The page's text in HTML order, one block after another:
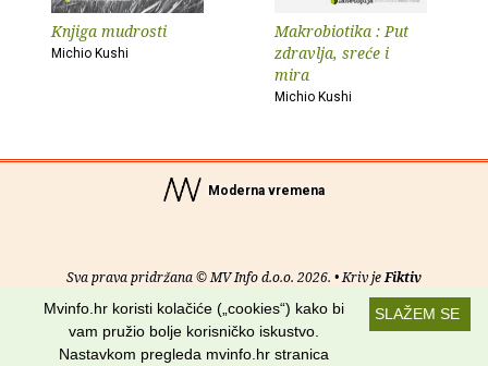
Knjiga mudrosti
Michio Kushi
Makrobiotika : Put
zdravlja, sreće i
mira
Michio Kushi
Moderna vremena
Sva prava pridržana © MV Info d.o.o. 2026. • Kriv jeFiktiv
Uvjeti korištenja RSS kanali
Potraži nas na:
SLAŽEM SE
Mvinfo.hr koristi kolačiće („cookies“) kako bi
vam pružio bolje korisničko iskustvo.
Nastavkom pregleda mvinfo.hr stranica